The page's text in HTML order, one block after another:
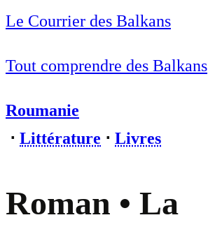
Le Courrier des Balkans
Tout comprendre des Balkans
Roumanie
⋅ Littérature ⋅ Livres
Roman • La